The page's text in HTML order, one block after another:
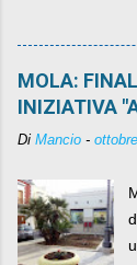
MOLA:
INIZIATIVA
Di Mancio -